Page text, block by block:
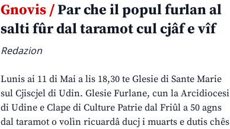
Gnovis /Par che il popul furlan al
salti fûr dal taramot cul cjâf e vîf
Redazion
Lunis ai 11 di Mai a lis 18,30 te Glesie di Sante Marie
sul Cjiscjel di Udin. Glesie Furlane, cun la Arcidiocesi
di Udine e Clape di Culture Patrie dal Friûl a 50 agns
dal taramot o volìn ricuardâ ducj i muarts e dutis chês